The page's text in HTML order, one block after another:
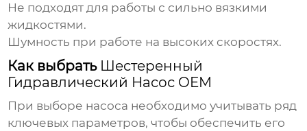
Не подходят для работы с сильно вязкими
жидкостями.
Шумность при работе на высоких скоростях.
Как выбрать Шестеренный
Гидравлический Насос OEM
При выборе насоса необходимо учитывать ряд
ключевых параметров, чтобы обеспечить его